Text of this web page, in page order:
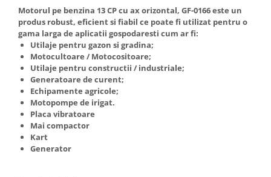
Redresoare auto - roboti de
pornire
Suflante cu aer cald
Scari metalice
Strungurii
Scule cu acumulator
Scule pentru electricieni
Truse de scule
Truse de lipit PPR
Masini de spalat vase
Masini de spalat vase incorporabile
Masini de spalat vase
independente
Masini de spalat rufe
Masini de spalat rufe frontale
Masini de spalat rufe verticale
Masini de spalat rufe incorporabile
Masini de spalat rufe cu uscator
Uscatoare de rufe
Motorul pe benzina 13 CP cu ax orizontal, GF-0166 este un
produs robust, eficient si fiabil ce poate fi utilizat pentru o
gama larga de aplicatii gospodaresti cum ar fi:
Utilaje pentru gazon si gradina;
Motocultoare / Motocositoare;
Utilaje pentru constructii / industriale;
Generatoare de curent;
Echipamente agricole;
Motopompe de irigat.
Placa vibratoare
Mai compactor
Kart
Generator